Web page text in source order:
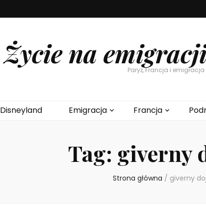
Życie na
Paryż, Francja i emigracja
Disneyland Emigracja Francja
Tag: giverny
Strona główna / giverny